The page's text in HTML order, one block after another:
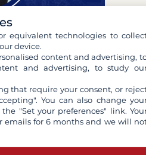
crociere
equivalent technologies to
device.
content and advertising,
and advertising, to study
that require your consent, or
You can also change
"Set your preferences" link.
emails for 6 months and we will